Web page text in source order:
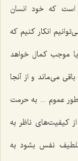
که خود انسان
انکار کنیم که
موجب کمال خواهد
می‌ماند و از آنجا
عموم ... به حرمت
کیفیت‌های ناظر به
نفس بشود به